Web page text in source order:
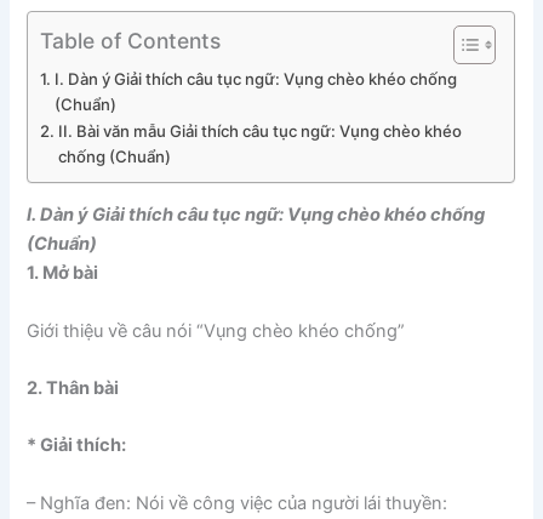
Table of Contents
I. Dàn ý Giải thích câu tục ngữ: Vụng chèo khéo chống
(Chuẩn)
II. Bài văn mẫu Giải thích câu tục ngữ: Vụng chèo khéo
chống (Chuẩn)
I. Dàn ý Giải thích câu tục ngữ: Vụng chèo khéo chống
(Chuẩn)
1. Mở bài
Giới thiệu về câu nói “Vụng chèo khéo chống”
2. Thân bài
* Giải thích:
– Nghĩa đen: Nói về công việc của người lái thuyền: